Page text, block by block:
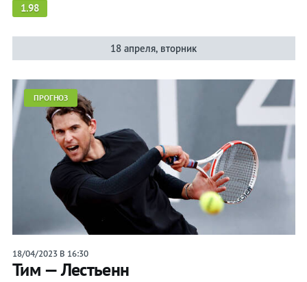
1.98
18 апреля, вторник
ПРОГНОЗ
18/04/2023 В 16:30
Тим — Лестьенн
лента
Ролан
Гаррос
Бокс
Прочие
Игры